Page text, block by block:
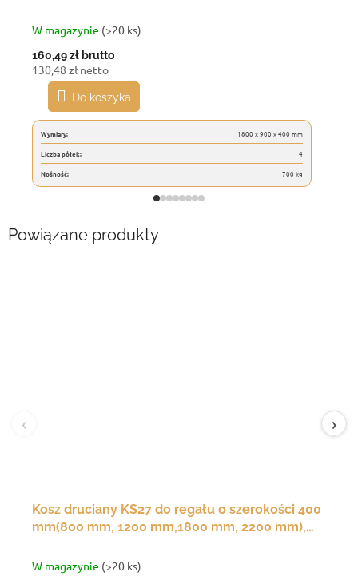
W magazynie (>20 ks)
160,49 zł brutto
130,48 zł netto
Do koszyka
Wymiary:
1800 x 900 x 400 mm
Liczba półek:
4
Nośność:
700 kg
Powiązane produkty
Kosz druciany KS27 do regału o szerokości 400
mm(800 mm, 1200 mm,1800 mm, 2200 mm),
W magazynie (>20 ks)
‹ ›